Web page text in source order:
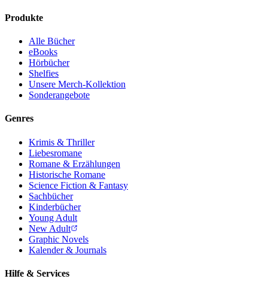
Produkte
Alle Bücher
eBooks
Hörbücher
Shelfies
Unsere Merch-Kollektion
Sonderangebote
Genres
Krimis & Thriller
Liebesromane
Romane & Erzählungen
Historische Romane
Science Fiction & Fantasy
Sachbücher
Kinderbücher
Young Adult
New Adult
Graphic Novels
Kalender & Journals
Hilfe & Services